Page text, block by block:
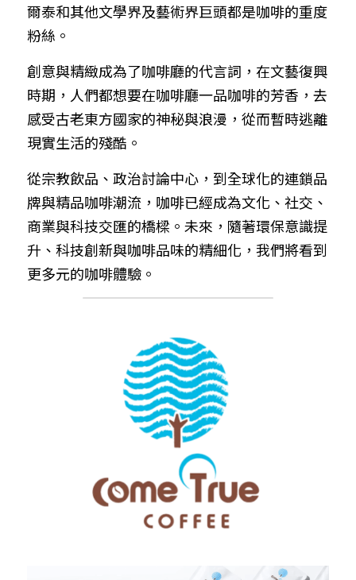
爾泰和其他文學界及藝術界巨頭都是咖啡的重度
粉絲。
創意與精緻成為了咖啡廳的代言詞，在文藝復興
時期，人們都想要在咖啡廳一品咖啡的芳香，去
感受古老東方國家的神秘與浪漫，從而暫時逃離
現實生活的殘酷。
從宗教飲品、政治討論中心，到全球化的連鎖品
牌與精品咖啡潮流，咖啡已經成為文化、社交、
商業與科技交匯的橋樑。未來，隨著環保意識提
升、科技創新與咖啡品味的精細化，我們將看到
更多元的咖啡體驗。